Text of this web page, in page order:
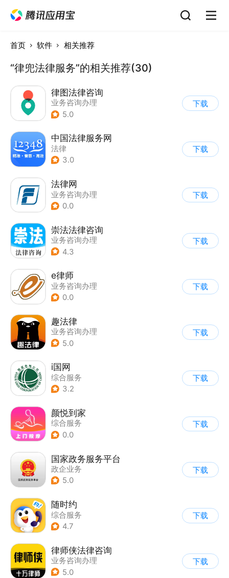
首页 软件 相关推荐
“律兜法律服务”的相关推荐(30)
律图法律咨询
业务咨询办理
5.0
下载
中国法律服务网
法律
3.0
下载
法律网
业务咨询办理
0.0
下载
崇法法律咨询
业务咨询办理
4.3
下载
e律师
业务咨询办理
0.0
下载
趣法律
业务咨询办理
5.0
下载
i国网
综合服务
3.2
下载
颜悦到家
综合服务
0.0
下载
国家政务服务平台
政企业务
5.0
下载
随时约
综合服务
4.7
下载
律师侠法律咨询
业务咨询办理
5.0
下载